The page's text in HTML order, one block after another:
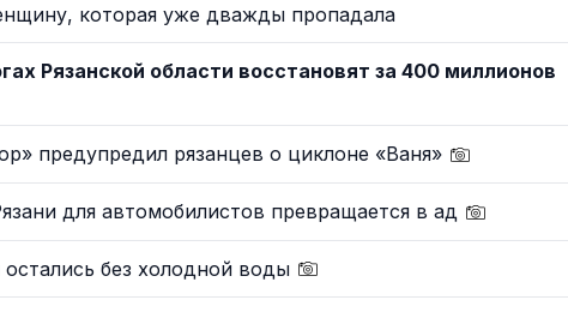
которая уже дважды пропадала
Рязанской области восстановят за 400 миллионов
предупредил рязанцев о циклоне «Ваня»
для автомобилистов превращается в ад
остались без холодной воды